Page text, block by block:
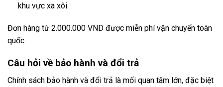
khu vực xa xôi.
Đơn hàng từ 2.000.000 VND được miễn phí vận chuyển toàn
quốc.
Câu hỏi về bảo hành và đổi trả
Chính sách bảo hành và đổi trả là mối quan tâm lớn, đặc biệt